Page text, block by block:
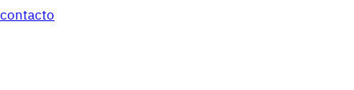
contacto